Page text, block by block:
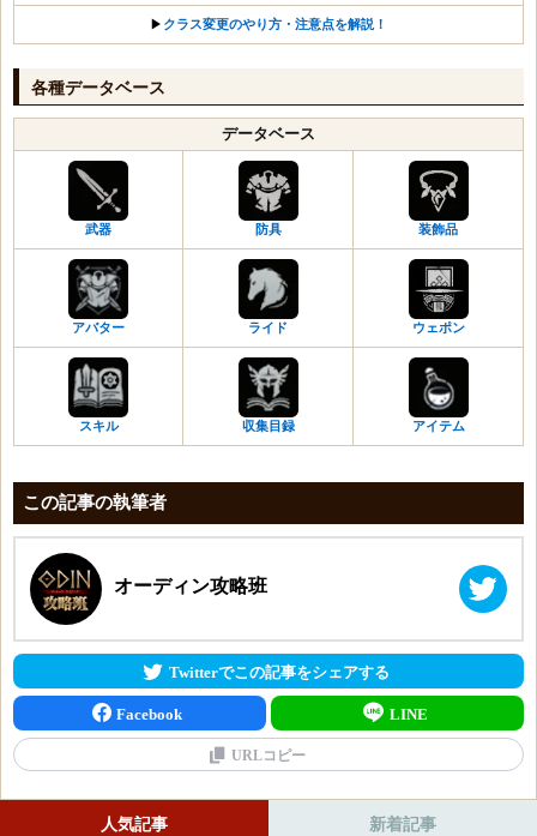
青い刃のワンド
青い刃のメイス・盾
青い刃の槍・盾
青い刃の双斧
未知の結晶
謎の結晶
不思議なポーション
煌めくルーンボックス
霜柱の斧・盾
霜柱の大剣
霜柱の魔法球
霜柱のワンド
霜柱のメイス・盾
霜柱の双斧
ヘラジカの角製斧・盾
ヘラジカの角製大剣
ヘラジカの角製魔法球
ヘラジカの角製ワンド
ヘラジカの角製弓
▶︎ クラス変更のやり方・注意点を解説！
各種データベース
データベース
武器 防具 装飾品
アバター ライド ウェポン
スキル 収集目録 アイテム
この記事の執筆者
オーディン攻略班
Twitterでこの記事をシェアする
Facebook LINE
URLコピー
人気記事 新着記事